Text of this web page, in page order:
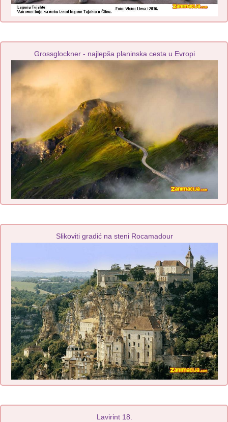
Grossglockner - najlepša planinska cesta u Evropi
Slikoviti gradić na steni Rocamadour
Lavirint 18.